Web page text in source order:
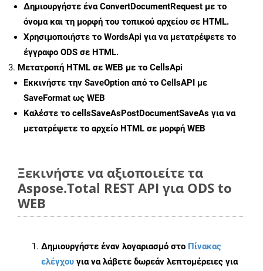
Δημιουργήστε έναConvertDocumentRequest με το
όνομα και τη μορφή του τοπικού αρχείου σε HTML.
Χρησιμοποιήστε το WordsApi για να μετατρέψετε το
έγγραφο ODS σε HTML.
Μετατροπή HTML σε WEB με το CellsApi
Εκκινήστε την SaveOption από το CellsAPI με
SaveFormat ως WEB
Καλέστε το cellsSaveAsPostDocumentSaveAs για να
μετατρέψετε το αρχείο HTML σε μορφή WEB
Ξεκινήστε να αξιοποιείτε τα
Aspose.Total REST API για ODS to
WEB
Δημιουργήστε έναν λογαριασμό στο Πίνακας
ελέγχου για να λάβετε δωρεάν λεπτομέρειες για